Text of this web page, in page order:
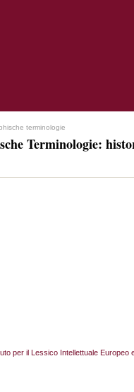
terminologie
Terminologie:
per il Lessico Intellettuale Europeo